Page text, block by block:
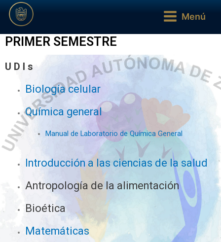
contenido
Main
Menú
PRIMER SEMESTRE
U D I s
Biología celular
Química general
Manual de Laboratorio de Química General
Introducción a las ciencias de la salud
Antropología de la alimentación
Bioética
Matemáticas